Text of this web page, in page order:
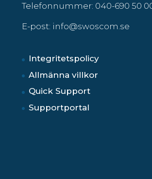
Telefonnummer: 040-690 50
E-post: info@swoscom.se
Integritetspolicy
Allmänna villkor
Quick Support
Supportportal